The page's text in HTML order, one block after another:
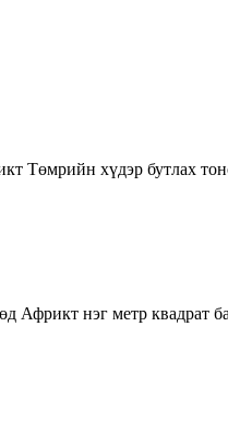
Төмрийн хүдэр бутлах
Африкт нэг метр